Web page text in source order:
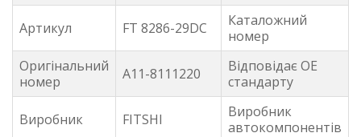
Артикул FT 8286-29DC
Каталожний
номер
Оригінальний
номер
A11-8111220
Відповідає OE
стандарту
Виробник FITSHI
Виробник
автокомпонентів